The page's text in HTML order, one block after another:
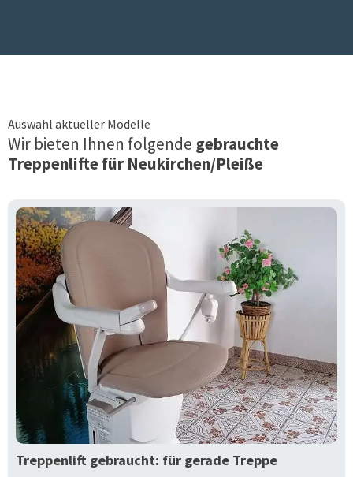
Auswahl aktueller Modelle
Wir bieten Ihnen folgende gebrauchte
Treppenlifte für Neukirchen/Pleiße
Treppenlift gebraucht: für gerade Treppe